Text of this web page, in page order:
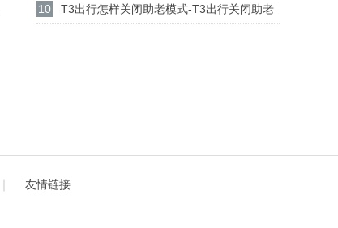
文字的方法
10 T3出行怎样关闭助老模式-T3出行关闭助老
友情链接